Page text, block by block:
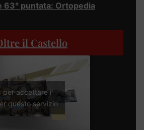
63° puntata: Ortopedia
il Castello
per accettare i
questo servizio